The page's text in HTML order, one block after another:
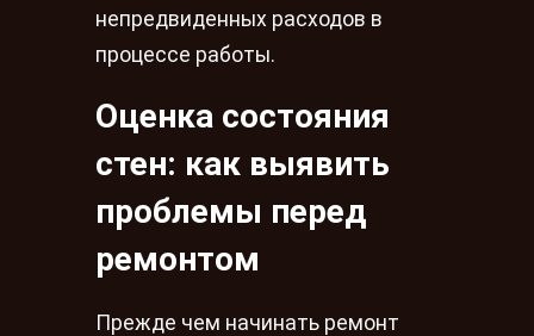
непредвиденных расходов в
процессе работы.
Оценка состояния
стен: как выявить
проблемы перед
ремонтом
Прежде чем начинать ремонт